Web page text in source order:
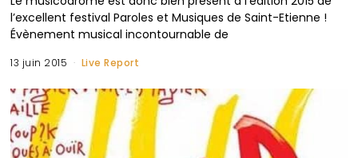
l’excellent festival Paroles et Musiques de Saint-Etienne !
Évènement musical incontournable de
13 juin 2015 Live Report